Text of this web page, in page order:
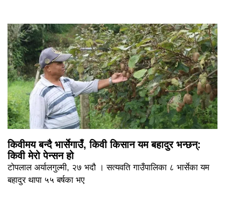
किवीमय बन्दै भार्सेगाउँ, किवी किसान यम बहादुर भन्छन्:
किवी मेरो पेन्सन हो
टोपलाल अर्यालगुल्मी, २७ भदौ । सत्यवति गाउँपालिका ८ भार्सेका यम
बहादुर थापा ५५ बर्षका भए